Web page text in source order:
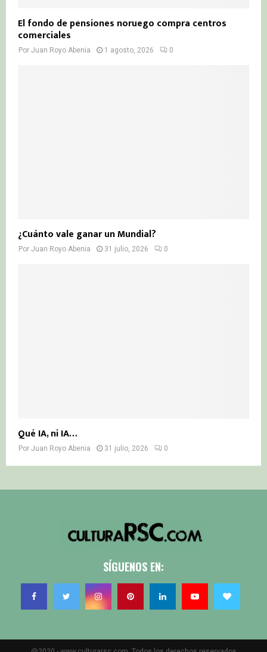
El fondo de pensiones noruego compra centros
comerciales
Por Juan Royo Abenia 1 agosto, 2026 0
¿Cuánto vale ganar un Mundial?
Por Juan Royo Abenia 31 julio, 2026 0
Qué IA, ni IA…
Por Juan Royo Abenia 31 julio, 2026 0
SÍGUENOS EN: